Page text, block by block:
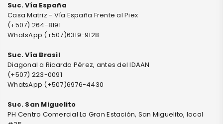
Suc. Vía España
Casa Matriz - Vía España Frente al Piex
(+507) 264-8191
WhatsApp (+507)6319-9128
Suc. Vía Brasil
Diagonal a Ricardo Pérez, antes del IDAAN
(+507) 223-0091
WhatsApp (+507)6976-4430
Suc. San Miguelito
PH Centro Comercial La Gran Estación, San Miguelito, local